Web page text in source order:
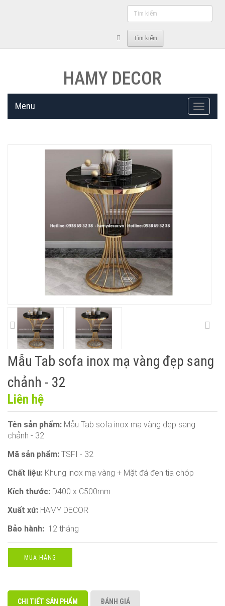
Tìm
kiếm
Tìm kiếm
HAMY DECOR
Toggle
Menu
Mẫu Tab sofa inox mạ vàng đẹp sang
chảnh - 32
Liên hệ
Tên sản phẩm: Mẫu Tab sofa inox mạ vàng đẹp sang
chảnh - 32
Mã sản phẩm: TSFI - 32
Chất liệu: Khung inox mạ vàng + Mặt đá đen tia chóp
Kích thước: D400 x C500mm
Xuất xứ: HAMY DECOR
Bảo hành: 12 tháng
MUA HÀNG
CHI TIẾT SẢN PHẨM ĐÁNH GIÁ